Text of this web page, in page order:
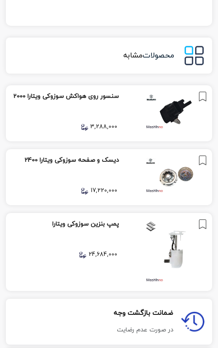
محصولاتمشابه
سنسور روی هواکش سوزوکی ویتارا 2000
3,288,000
دیسک و صفحه سوزوکی ویتارا 2400
17,220,000
پمپ بنزین سوزوکی ویتارا
24,684,000
ضمانت بازگشت وجه
در صورت عدم رضایت